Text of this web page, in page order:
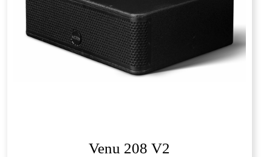
Venu 208 V2